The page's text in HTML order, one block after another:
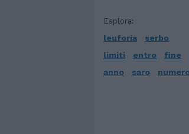
Esplora:
leuforia
serbo
limiti
entro
fine
anno
saro numero